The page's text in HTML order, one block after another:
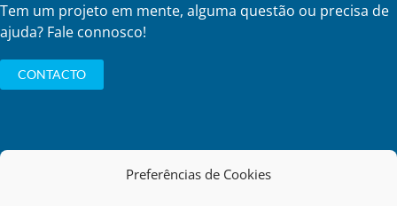
Preferências de Cookies
Tem um projeto em mente, alguma questão ou precisa de
ajuda? Fale connosco!
CONTACTO
Política de Privacidade